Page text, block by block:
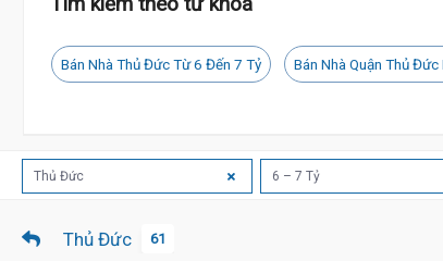
Bán Nhà Thủ Đức Từ 6 Đến 7 Tỷ Bán Nhà Quận Thủ
Thủ Đức 6 – 7 Tỷ
Thủ Đức 61